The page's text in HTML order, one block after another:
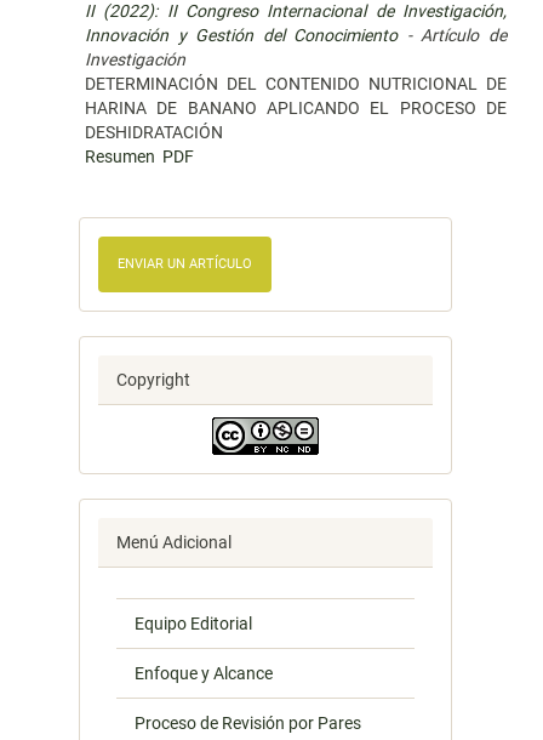
II (2022): II Congreso Internacional de Investigación,
Innovación y Gestión del Conocimiento- Artículo de
Investigación
DETERMINACIÓN DEL CONTENIDO NUTRICIONAL DE
HARINA DE BANANO APLICANDO EL PROCESO DE
DESHIDRATACIÓN
Resumen PDF
ENVIAR UN ARTÍCULO
Copyright
Menú Adicional
Equipo Editorial
Enfoque y Alcance
Proceso de Revisión por Pares